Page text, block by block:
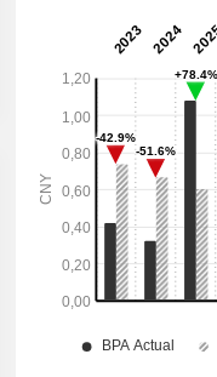
Capi.($)